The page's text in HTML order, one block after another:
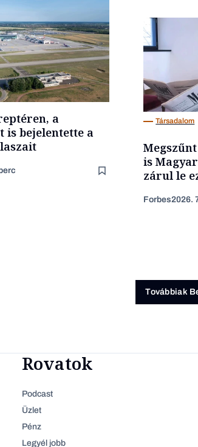
a
is bejelentette a
Társadalom
is
zárul le
Forbes2026.
Továbbiak
Rovatok
Podcast
Üzlet
Pénz
Legyél jobb